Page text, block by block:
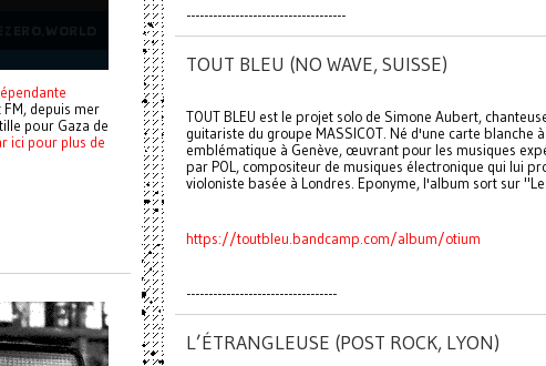
------------------------------------
TOUT BLEU (NO WAVE, SUISSE)
TOUT BLEU est le projet solo de Simone Aubert,
guitariste du groupe MASSICOT. Né d'une carte blanche
emblématique à Genève, œuvrant pour les musiques
par POL, compositeur de musiques électronique qui lui
violoniste basée à Londres. Eponyme, l'album sort sur
https://toutbleu.bandcamp.com/album/otium
----------------------------------
L’ÉTRANGLEUSE (POST ROCK, LYON)
depuis mer
pour Gaza de
ici pour plus de